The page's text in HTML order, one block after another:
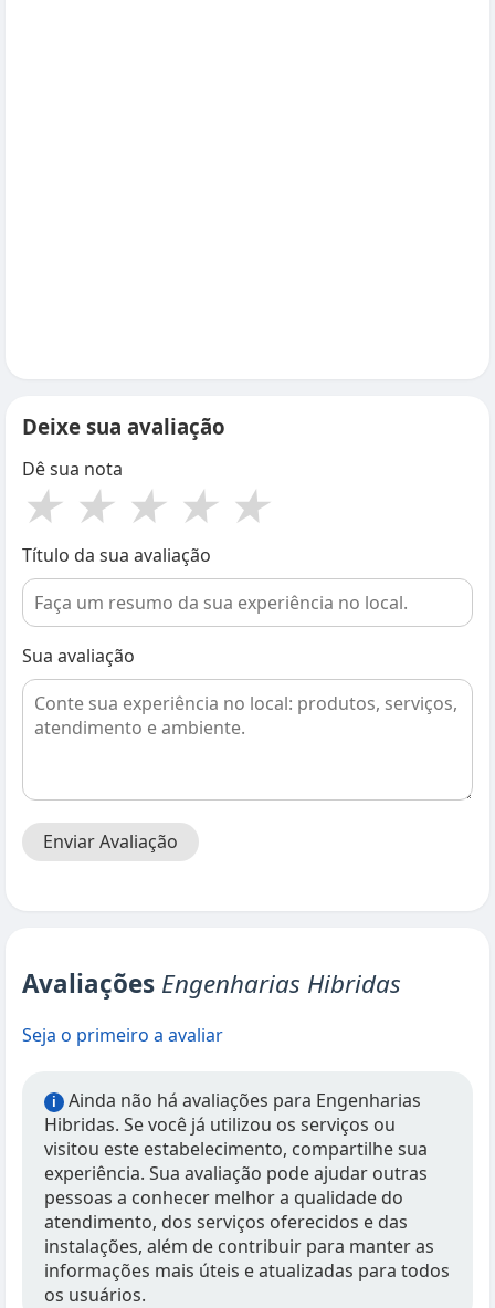
Deixe sua avaliação
Dê sua nota
★ ★ ★ ★ ★
Título da sua avaliação
Sua avaliação
Enviar Avaliação
Avaliações Engenharias Hibridas
Seja o primeiro a avaliar
i
Ainda não há avaliações para Engenharias
Hibridas. Se você já utilizou os serviços ou
visitou este estabelecimento, compartilhe sua
experiência. Sua avaliação pode ajudar outras
pessoas a conhecer melhor a qualidade do
atendimento, dos serviços oferecidos e das
instalações, além de contribuir para manter as
informações mais úteis e atualizadas para todos
os usuários.